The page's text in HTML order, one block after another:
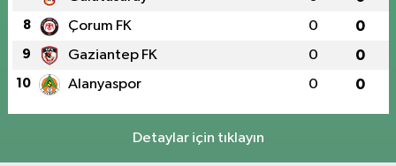
8 Çorum FK 0 0
9 Gaziantep FK 0 0
10 Alanyaspor 0 0
Detaylar için tıklayın